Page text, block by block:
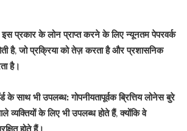
इस प्रकार के लोन प्राप्त करने के लिए न्यूनतम पेपरवर्क
है, जो प्रक्रिया को तेज़ करता है और प्रशासनिक
है।
के साथ भी उपलब्ध:गोपनीयतापूर्वक ब्रित्तिय लोनेस बुरे
व्यक्तियों के लिए भी उपलब्ध होते हैं, क्योंकि वे